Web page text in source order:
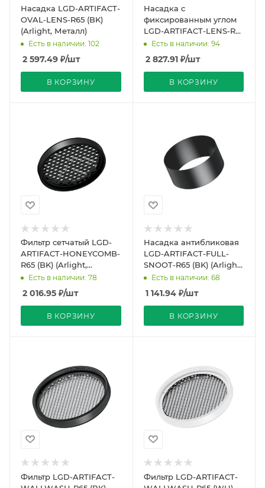
Насадка LGD-ARTIFACT-
OVAL-LENS-R65 (BK)
(Arlight, Металл)
Есть в наличии: 102
2 597.49 ₽/шт
В КОРЗИНУ
Насадка с
фиксированным углом
LGD-ARTIFACT-LENS-R65
(BK, 30 deg) (Arlight,
Есть в наличии: 94
2 827.91₽/шт
В КОРЗИНУ
Фильтр сетчатый LGD-
ARTIFACT-HONEYCOMB-
R65 (BK) (Arlight,
Металл)
Есть в наличии: 78
2 016.95 ₽/шт
В КОРЗИНУ
Насадка антибликовая
LGD-ARTIFACT-FULL-
SNOOT-R65 (BK) (Arlight,
Металл)
Есть в наличии: 68
1 141.94₽/шт
В КОРЗИНУ
Фильтр LGD-ARTIFACT-
Фильтр LGD-ARTIFACT-